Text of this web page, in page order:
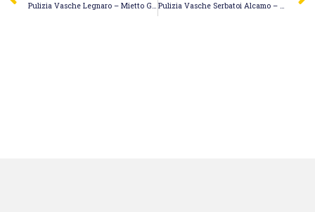
Pulizia Vasche Legnaro – Mietto Gaetano Espurghi S.r.l. Pulizia Vasche Serbatoi Alcamo – Spurgo Jet S.n.c. di Vivona Vito e C.